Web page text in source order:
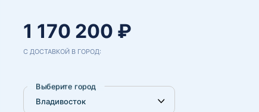
1 170 200 ₽
С ДОСТАВКОЙ В ГОРОД:
Выберите город